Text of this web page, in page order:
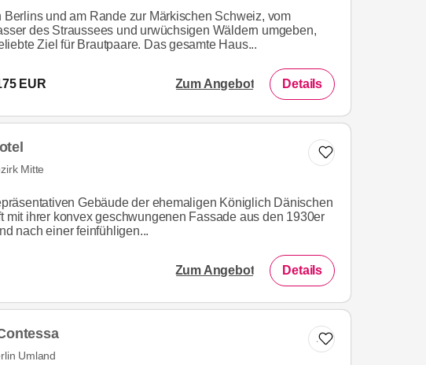
Berlins und am Rande zur Märkischen Schweiz, vom
des Straussees und urwüchsigen Wäldern umgeben,
Ziel für Brautpaare. Das gesamte Haus...
EUR Zum Angebot Details
Mitte
Gebäude der ehemaligen Königlich Dänischen
mit ihrer konvex geschwungenen Fassade aus den 1930er
nach einer feinfühligen...
Zum Angebot Details
Zur Liste hinzufügen
Umland